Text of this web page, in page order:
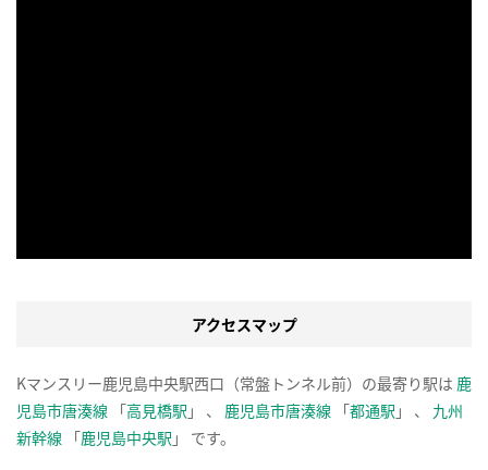
アクセスマップ
Kマンスリー鹿児島中央駅西口（常盤トンネル前）の最寄り駅は 鹿
児島市唐湊線 「高見橋駅 」 、 鹿児島市唐湊線 「都通駅 」 、 九州
新幹線 「鹿児島中央駅 」 です。